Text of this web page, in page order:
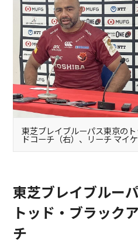
東芝ブレイブルーパス東京の
ドコーチ（右）、リーチ マイ
東芝ブレイブルー
トッド・ブラック
チ